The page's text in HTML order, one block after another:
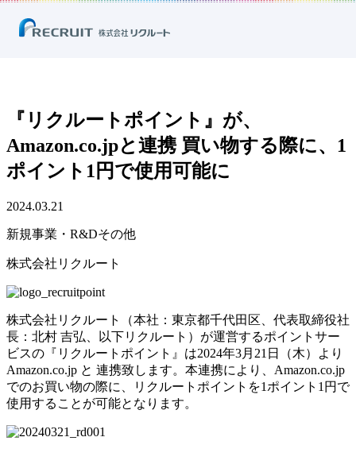
『リクルートポイント』が、Amazon.co.jpと連携 買い物する際に、1ポイ
『リクルートポイント』が、
Amazon.co.jpと連携 買い物する際に、1
ポイント1円で使用可能に
2024.03.21
新規事業・R&Dその他
株式会社リクルート
株式会社リクルート（本社：東京都千代田区、代表取締役社
長：北村 吉弘、以下リクルート）が運営するポイントサー
ビスの『リクルートポイント』は2024年3月21日（木）より
Amazon.co.jp と 連携致します。本連携により、Amazon.co.jp
でのお買い物の際に、リクルートポイントを1ポイント1円で
使用することが可能となります。